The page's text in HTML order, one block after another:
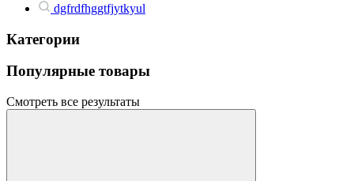
dgfrdfhggtfjytkyul
Категории
Популярные товары
Смотреть все результаты